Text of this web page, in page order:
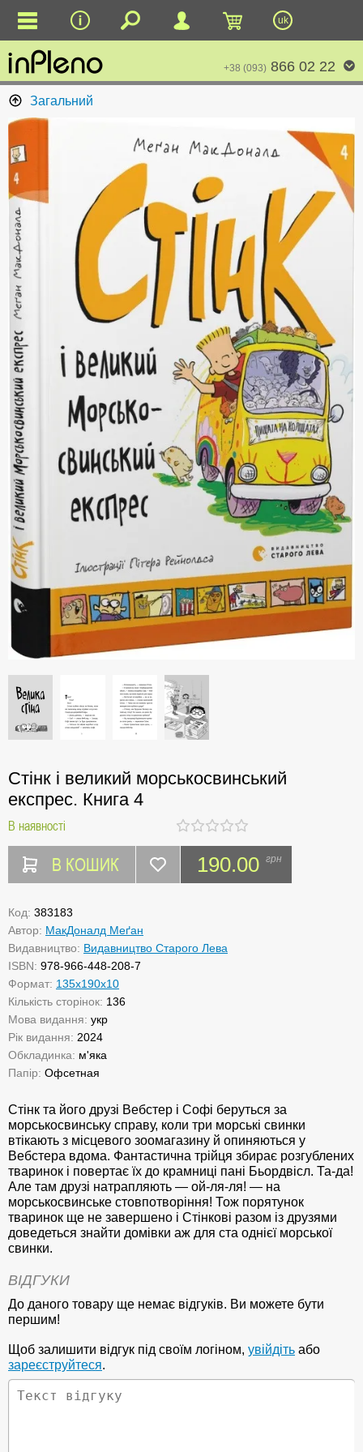
uk
+38 (093) 866 02 22
Загальний
Стінк і великий морськосвинський
експрес. Книга 4
В наявності
В КОШИК 190.00 грн
Код: 383183
Автор: МакДоналд Меґан
Видавництво: Видавництво Старого Лева
ISBN: 978-966-448-208-7
Формат: 135x190x10
Кількість сторінок: 136
Мова видання: укр
Рік видання: 2024
Обкладинка: м'яка
Папір: Офсетная
Стінк та його друзі Вебстер і Софі беруться за
морськосвинську справу, коли три морські свинки
втікають з місцевого зоомагазину й опиняються у
Вебстера вдома. Фантастична трійця збирає розгублених
тваринок і повертає їх до крамниці пані Бьордвісл. Та-да!
Але там друзі натрапляють — ой-ля-ля! — на
морськосвинське стовпотворіння! Тож порятунок
тваринок ще не завершено і Стінкові разом із друзями
доведеться знайти домівки аж для ста однієї морської
свинки.
ВІДГУКИ
До даного товару ще немає відгуків. Ви можете бути
першим!
Щоб залишити відгук під своїм логіном, увійдіть або
зареєструйтеся.